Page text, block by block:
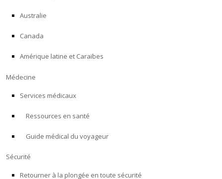
Alert Diver
RECHERCHE
FORMATION
PROGRAMMES POUR LES PROFESSIONNELS
À PROPOS
Australie
Canada
Amérique latine et Caraïbes
Médecine
Services médicaux
Ressources en santé
Guide médical du voyageur
Sécurité
Retourner à la plongée en toute sécurité